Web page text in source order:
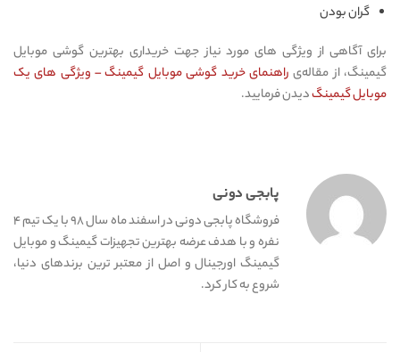
گران بودن
برای آگاهی از ویژگی های مورد نیاز جهت خریداری بهترین گوشی موبایل
گیمینگ، از مقاله‌ی راهنمای خرید گوشی موبایل گیمینگ – ویژگی های یک
موبایل گیمینگدیدن فرمایید.
پابجی دونی
فروشگاه پابجی دونی در اسفند ماه سال ۹۸ با یک تیم ۴
نفره و با هدف عرضه بهترین تجهیزات گیمینگ و موبایل
گیمینگ اورجینال و اصل از معتبر ترین برندهای دنیا،
شروع به کار کرد.